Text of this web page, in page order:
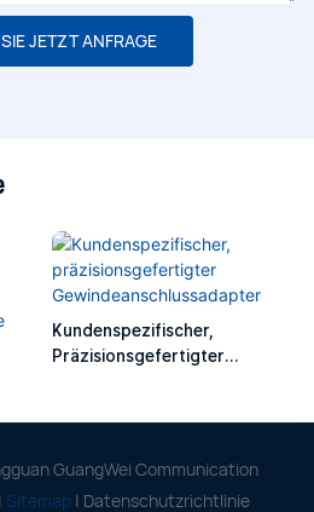
JETZT ANFRAGE
Kundenspezifischer,
Präzisionsgefertigter
GuangWei Communication
Sitemap | Datenschutzrichtlinie